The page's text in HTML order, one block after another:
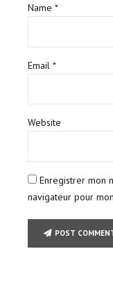
Name *
Email *
Website
Enregistrer mon
navigateur pour
POST